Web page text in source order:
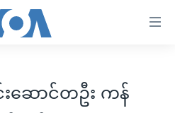
းဆောင်တဦး ကန်